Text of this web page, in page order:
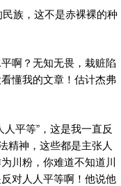
族，这不是赤裸裸的种
啊？无知无畏，栽赃陷
懂我的文章！估计杰弗
平等”，这是我一直反
精神，这些都是主张人
川粉，你难道不知道川
对人人平等啊！他说他